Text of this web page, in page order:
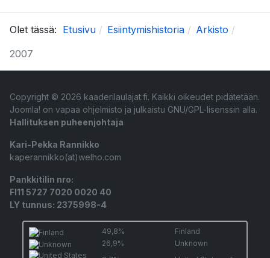
Olet tässä: Etusivu Esiintymishistoria
Arkisto
2007
Copyright © 2026 kaaderilaulajat.fi. Kaikki oikeudet pidätetään.
Joomla! on vapaa ohjelmisto ja julkaistu GNU/GPL-lisenssin alla.
Hallituksen puheenjohtaja
Kari-Pekka Rannikko
kaperannikko(at)welho.com
Pankkitilin nro:
FI11 5727 7020 0020 40
LY tunnus: 2375998-4
49,8%
Finland
26,9%
Unknown